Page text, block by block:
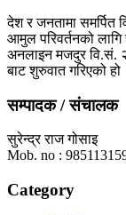
देश र जनतामा समर्पित
आमुल परिवर्तनको लागि
अनलाइन मजदुर वि.सं.
बाट शुरुवात गरिएको हो
सम्पादक / संचालक
सुरेन्द्र राज गोसाइ
Mob. no :
Category